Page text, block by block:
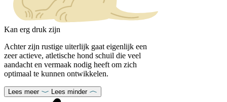
Kan erg druk zijn
Achter zijn rustige uiterlijk gaat eigenlijk een
zeer actieve, atletische hond schuil die veel
aandacht en vermaak nodig heeft om zich
optimaal te kunnen ontwikkelen.
Lees meer Lees minder